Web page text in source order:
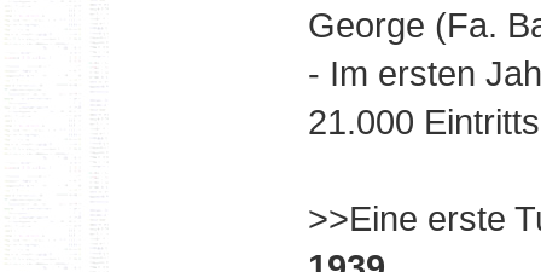
George (Fa.
- Im ersten
21.000
>>Eine erste